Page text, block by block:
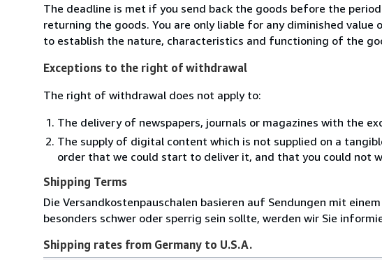
The deadline is met if you send back the goods before the
returning the goods. You are only liable for any diminished
to establish the nature, characteristics and functioning of the
Exceptions to the right of withdrawal
The right of withdrawal does not apply to:
The delivery of newspapers, journals or magazines with the
The supply of digital content which is not supplied on a
order that we could start to deliver it, and that you could not
Shipping Terms
Die Versandkostenpauschalen basieren auf Sendungen mit
besonders schwer oder sperrig sein sollte, werden wir Sie
Shipping rates from Germany to U.S.A.